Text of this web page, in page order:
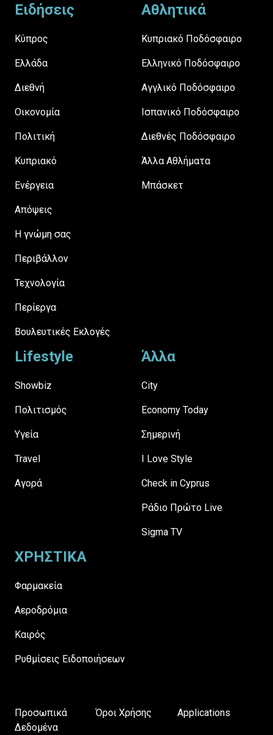
Ειδήσεις
Κύπρος
Ελλάδα
Διεθνή
Οικονομία
Πολιτική
Κυπριακό
Ενέργεια
Απόψεις
H γνώμη σας
Περιβάλλον
Τεχνολογία
Περίεργα
Βουλευτικές Εκλογές
Αθλητικά
Κυπριακό Ποδόσφαιρο
Ελληνικό Ποδόσφαιρο
Αγγλικό Ποδόσφαιρο
Ισπανικό Ποδόσφαιρο
Διεθνές Ποδόσφαιρο
Άλλα Αθλήματα
Μπάσκετ
Lifestyle
Showbiz
Πολιτισμός
Υγεία
Travel
Αγορά
Άλλα
City
Economy Today
Σημερινή
I Love Style
Check in Cyprus
Ράδιο Πρώτο Live
Sigma TV
ΧΡΗΣΤΙΚΑ
Φαρμακεία
Αεροδρόμια
Καιρός
Ρυθμίσεις Ειδοποιήσεων
Προσωπικά
Δεδομένα
Όροι Χρήσης Applications